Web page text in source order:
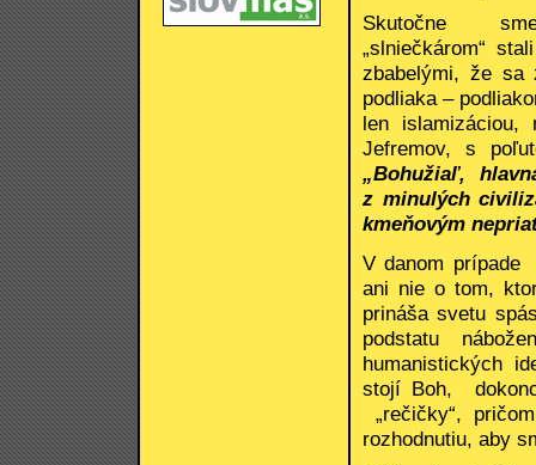
Skutočne sme
„slniečkárom“
zbabelými, že sa
podliaka –
len islamizáciou,
Jefremov, s
„Bohužiaľ,
z minulých
kmeňovým
V danom prípade
ani nie o tom,
prináša svetu
podstatu
humanistických
stojí Boh,
„rečičky“,
rozhodnutiu, aby